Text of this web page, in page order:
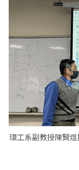
環工系副教授陳賢